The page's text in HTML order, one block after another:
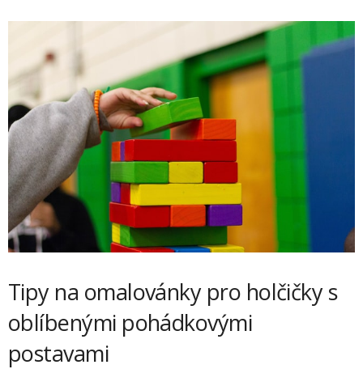
Tipy na omalovánky pro holčičky s
oblíbenými pohádkovými
postavami